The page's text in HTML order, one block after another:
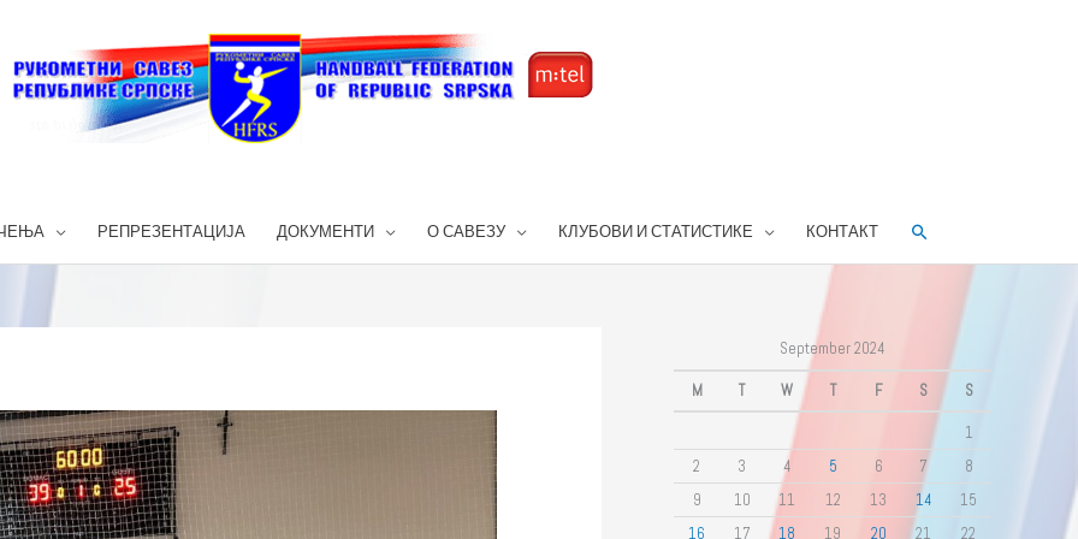
РЕПРЕЗЕНТАЦИЈА ДОКУМЕНТИ О САВЕЗУ КЛУБОВИ И СТАТИСТИКЕ КОНТАКТ Search
September 2024
M T W T F S S
1
2
3 4 5 6 7
8
9
10 11 12 13 14
15
16
17 18 19 20 21
22